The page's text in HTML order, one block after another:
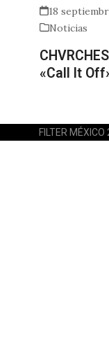
18
Noticias
«Call It
FILTER